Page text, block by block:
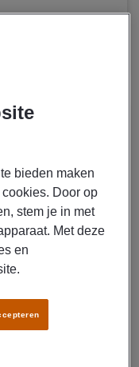
in
bieden maken
Door op
stem je in met
Met deze
en